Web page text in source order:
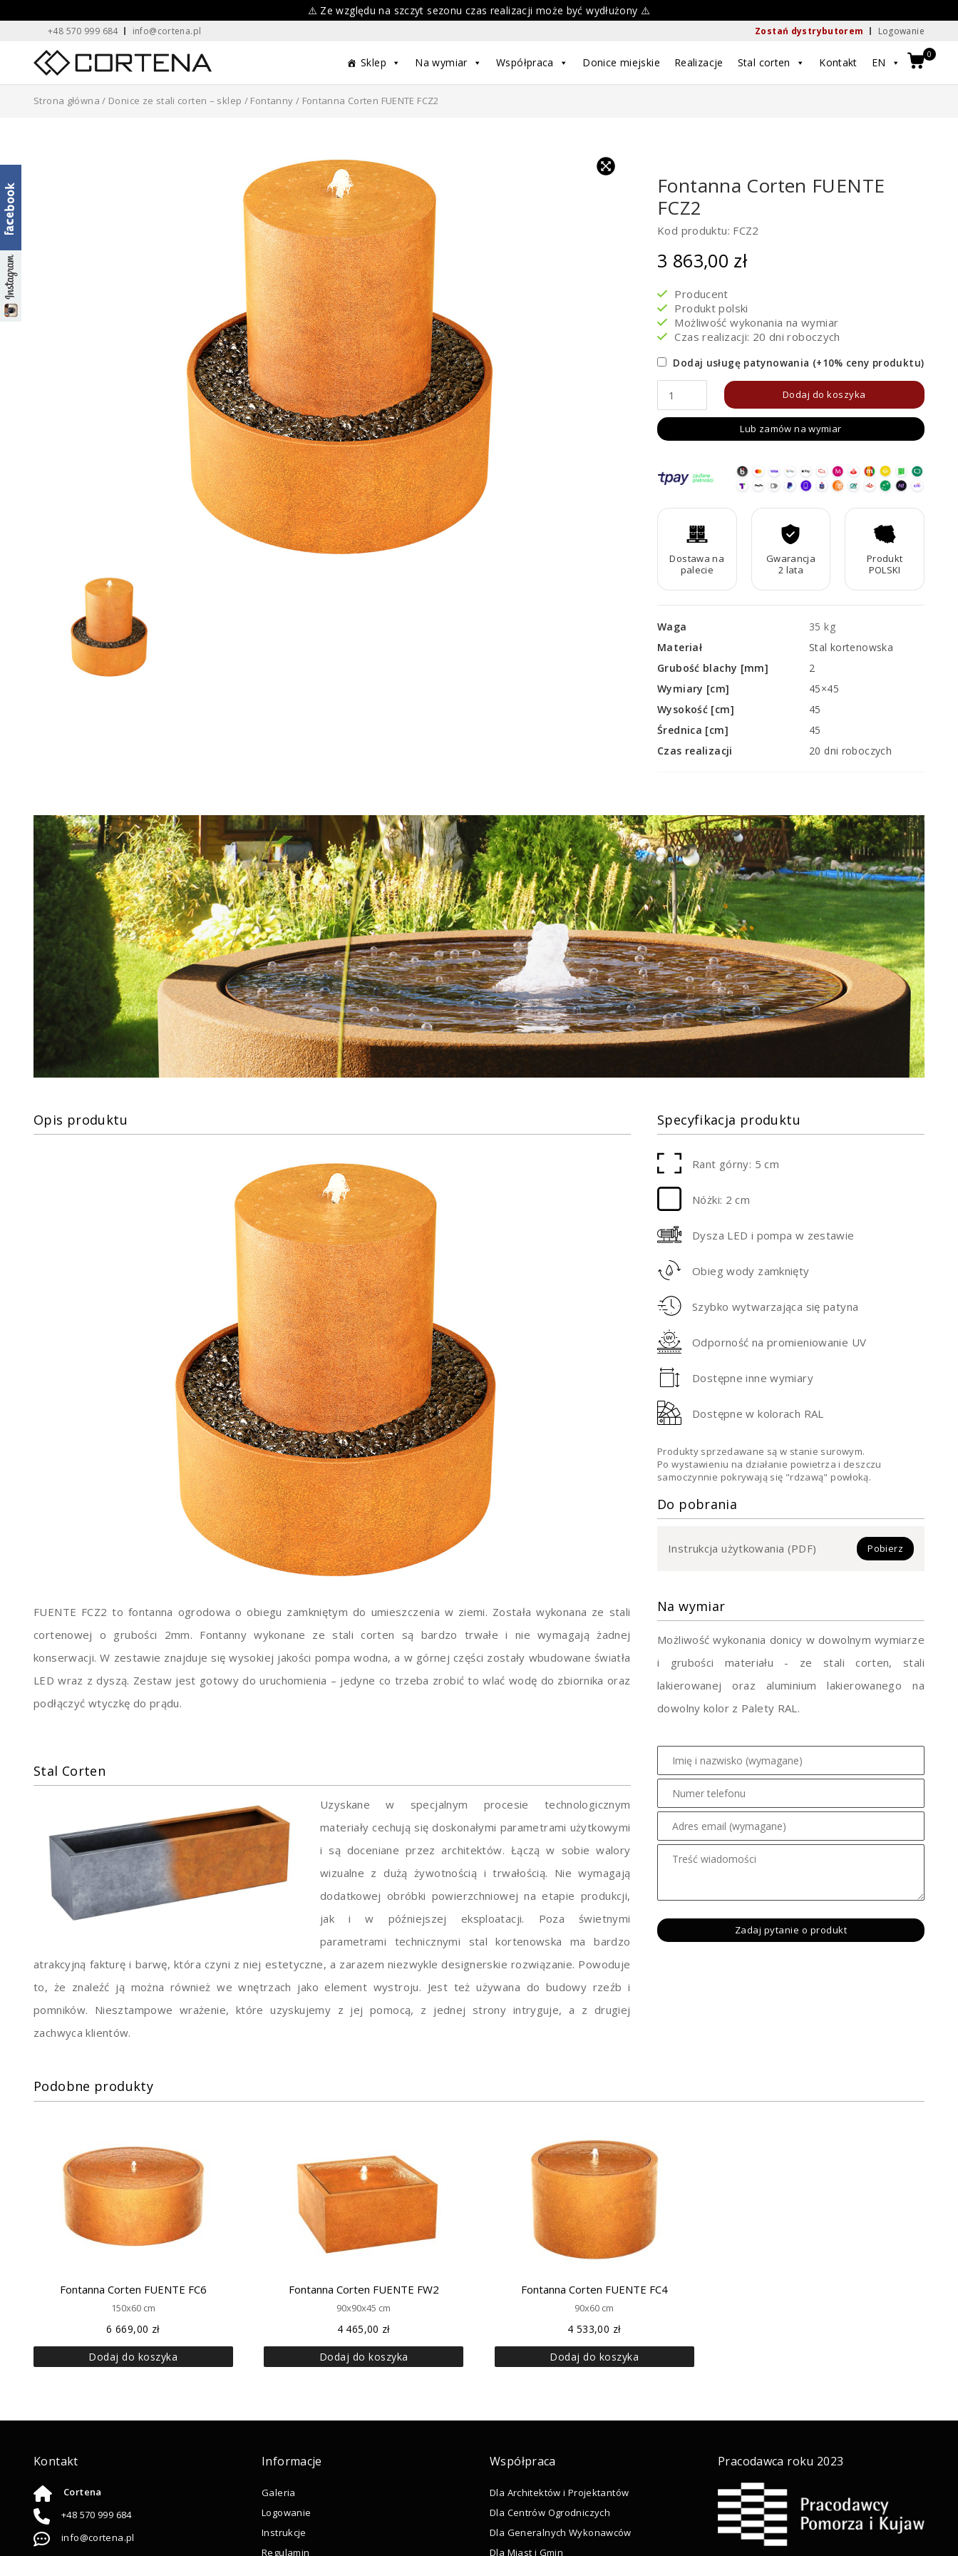
content
⚠️ Ze względu na szczyt sezonu czas realizacji może być wydłużony ⚠️
+48 570 999 684 info@cortena.pl Zostań dystrybutorem Logowanie
Home Sklep Na wymiar Współpraca Donice miejskie Realizacje Stal corten Kontakt EN
0
Strona główna / Donice ze stali corten – sklep / Fontanny / Fontanna Corten FUENTE FCZ2
Fontanna Corten FUENTE
FCZ2
Kod produktu: FCZ2
3 863,00 zł
Producent
Produkt polski
Możliwość wykonania na wymiar
Czas realizacji: 20 dni roboczych
Dodaj usługę patynowania (+10% ceny produktu)
ilość
Fontanna
Corten
FCZ2
Dodaj do koszyka
Lub zamów na wymiar
Dostawa na
palecie
Gwarancja
2 lata
Produkt
POLSKI
Waga
35 kg
Materiał
Stal kortenowska
Grubość blachy [mm]
2
Wymiary [cm]
45×45
Wysokość [cm]
45
Średnica [cm]
45
Czas realizacji
20 dni roboczych
Opis produktu
FUENTE FCZ2 to fontanna ogrodowa o obiegu zamkniętym do umieszczenia w ziemi. Została wykonana ze stali
cortenowej o grubości 2mm. Fontanny wykonane ze stali corten są bardzo trwałe i nie wymagają żadnej
konserwacji. W zestawie znajduje się wysokiej jakości pompa wodna, a w górnej części zostały wbudowane światła
LED wraz z dyszą. Zestaw jest gotowy do uruchomienia – jedyne co trzeba zrobić to wlać wodę do zbiornika oraz
podłączyć wtyczkę do prądu.
Stal Corten
Uzyskane w specjalnym procesie technologicznym
materiały cechują się doskonałymi parametrami użytkowymi
i są doceniane przez architektów. Łączą w sobie walory
wizualne z dużą żywotnością i trwałością. Nie wymagają
dodatkowej obróbki powierzchniowej na etapie produkcji,
jak i w późniejszej eksploatacji. Poza świetnymi
parametrami technicznymi stal kortenowska ma bardzo
atrakcyjną fakturę i barwę, która czyni z niej estetyczne, a zarazem niezwykle designerskie rozwiązanie. Powoduje
to, że znaleźć ją można również we wnętrzach jako element wystroju. Jest też używana do budowy rzeźb i
pomników. Niesztampowe wrażenie, które uzyskujemy z jej pomocą, z jednej strony intryguje, a z drugiej
zachwyca klientów.
Specyfikacja produktu
Rant górny: 5 cm
Nóżki: 2 cm
Dysza LED i pompa w zestawie
Obieg wody zamknięty
Szybko wytwarzająca się patyna
Odporność na promieniowanie UV
Dostępne inne wymiary
Dostępne w kolorach RAL
Produkty sprzedawane są w stanie surowym.
Po wystawieniu na działanie powietrza i deszczu
samoczynnie pokrywają się "rdzawą" powłoką.
Do pobrania
Instrukcja użytkowania (PDF) Pobierz
Na wymiar
Możliwość wykonania donicy w dowolnym wymiarze
i grubości materiału - ze stali corten, stali
lakierowanej oraz aluminium lakierowanego na
dowolny kolor z Palety RAL.
Podobne produkty
Fontanna Corten FUENTE FC6
150x60 cm
6 669,00 zł
Dodaj do koszyka
Fontanna Corten FUENTE FW2
90x90x45 cm
4 465,00 zł
Dodaj do koszyka
Fontanna Corten FUENTE FC4
90x60 cm
4 533,00 zł
Dodaj do koszyka
Kontakt
Cortena
+48 570 999 684
info@cortena.pl
Informacje
Galeria
Logowanie
Instrukcje
Regulamin
Współpraca
Dla Architektów i Projektantów
Dla Centrów Ogrodniczych
Dla Generalnych Wykonawców
Dla Miast i Gmin
Pracodawca roku 2023